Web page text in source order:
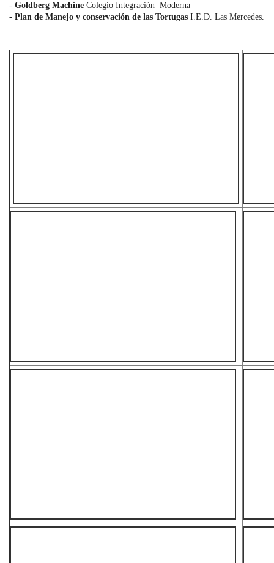
- Goldberg Machine Colegio Integración Moderna
- Plan de Manejo y conservación de las Tortugas I.E.D. Las Mercedes.